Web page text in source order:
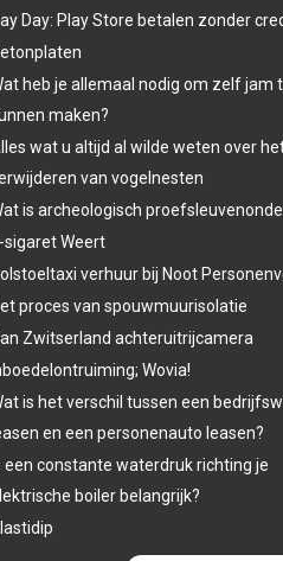
Day: Play Store betalen zonder
heb je allemaal nodig om zelf jam
maken?
wat u altijd al wilde weten over
van vogelnesten
is archeologisch
sigaret Weert
verhuur bij Noot
proces van spouwmuurisolatie
Zwitserland achteruitrijcamera
Wovia!
is het verschil tussen een
en een personenauto leasen?
een constante waterdruk richting je
boiler belangrijk?